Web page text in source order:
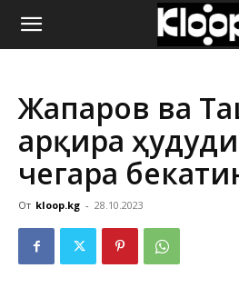
ҚИРҒИЗИСТОН
ЯНГИЛИКЛАРИ
Жапаров ва
Қарқира
чегара
От kloop.kg - 28.10.2023